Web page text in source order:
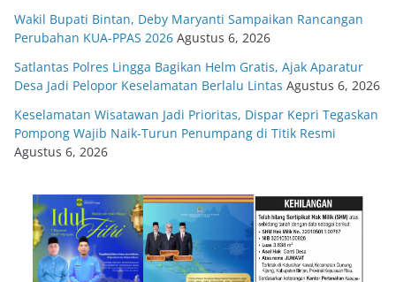
Wakil Bupati Bintan, Deby Maryanti Sampaikan Rancangan
Perubahan KUA-PPAS 2026 Agustus 6, 2026
Satlantas Polres Lingga Bagikan Helm Gratis, Ajak Aparatur
Desa Jadi Pelopor Keselamatan Berlalu Lintas Agustus 6, 2026
Keselamatan Wisatawan Jadi Prioritas, Dispar Kepri Tegaskan
Pompong Wajib Naik-Turun Penumpang di Titik Resmi
Agustus 6, 2026